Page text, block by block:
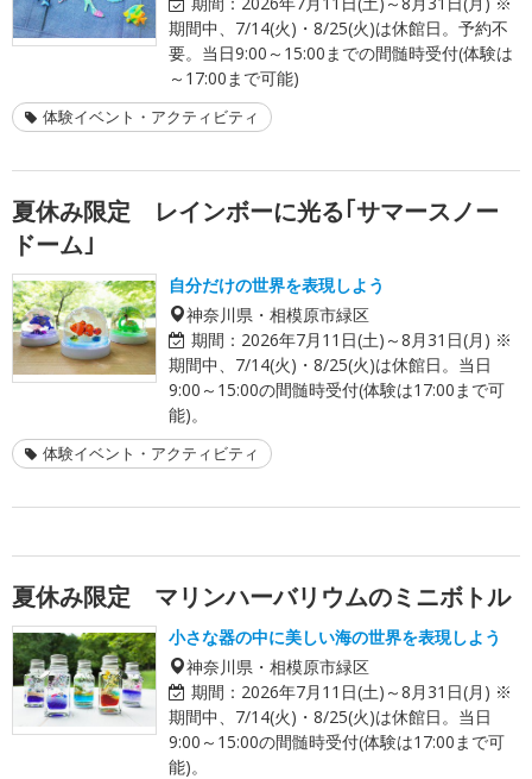
期間中、7/14(火)・8/25(火)は休館日。予約不
要。当日9:00～15:00までの間髄時受付(体験は
～17:00まで可能)
体験イベント・アクティビティ
夏休み限定 レインボーに光る｢サマースノー
ドーム｣
自分だけの世界を表現しよう
神奈川県・相模原市緑区
期間： 2026年7月11日(土)～8月31日(月) ※
期間中、7/14(火)・8/25(火)は休館日。当日
9:00～15:00の間髄時受付(体験は17:00まで可
能)。
体験イベント・アクティビティ
夏休み限定 マリンハーバリウムのミニボトル
小さな器の中に美しい海の世界を表現しよう
神奈川県・相模原市緑区
期間： 2026年7月11日(土)～8月31日(月) ※
期間中、7/14(火)・8/25(火)は休館日。当日
9:00～15:00の間髄時受付(体験は17:00まで可
能)。